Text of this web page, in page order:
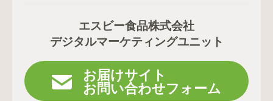
エスビー食品株式会社
デジタルマーケティングユニット
お届けサイト
お問い合わせフォーム